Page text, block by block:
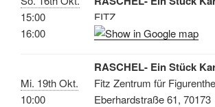
15:00
16:00
FITZ
Mi. 19th Okt.
10:00
RASCHEL- Ein Stück
Fitz Zentrum für
Eberhardstraße 61, 70173